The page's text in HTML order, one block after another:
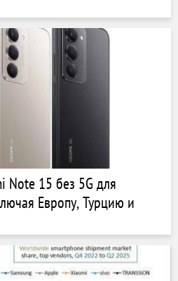
Note 15 без 5G для
Европу, Турцию и